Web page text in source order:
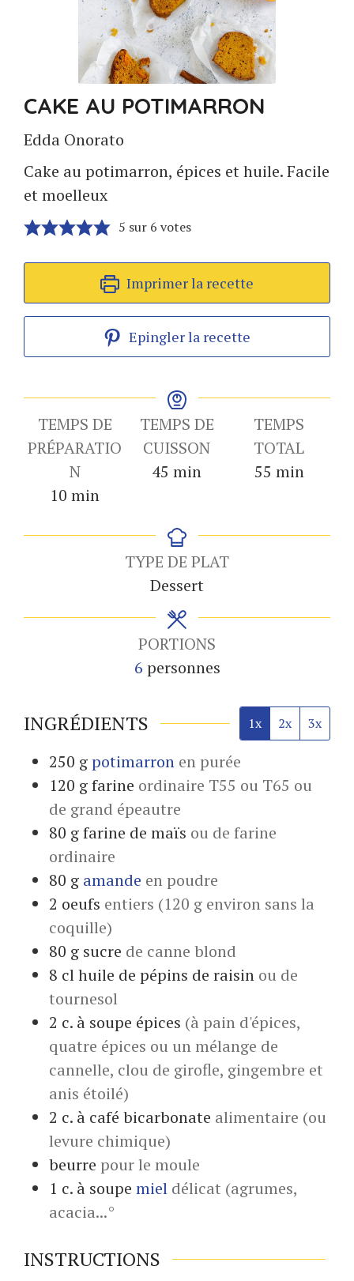
CAKE AU POTIMARRON
Edda Onorato
Cake au potimarron, épices et huile. Facile
et moelleux
5 sur 6 votes
Imprimer la recette
Epingler la recette
TEMPS DE
PRÉPARATIO
N
10 minutes
min
TEMPS DE
CUISSON
45 minutes
min
TEMPS
TOTAL
55 minutes
min
TYPE DE PLAT
Dessert
PORTIONS
6 personnes
INGRÉDIENTS 1x 2x 3x
250 gpotimarron en purée
120 gfarine ordinaire T55 ou T65 ou
de grand épeautre
80 gfarine de maïs ou de farine
ordinaire
80 g amande en poudre
2 oeufs entiers (120 g environ sans la
coquille)
80 g sucre de canne blond
8 clhuile de pépins de raisin ou de
tournesol
2 c. à soupe épices (à pain d'épices,
quatre épices ou un mélange de
cannelle, clou de girofle, gingembre et
anis étoilé)
2 c. à café bicarbonate alimentaire (ou
levure chimique)
beurre pour le moule
1 c. à soupe miel délicat (agrumes,
acacia...°
INSTRUCTIONS